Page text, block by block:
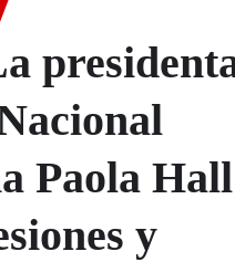
Paola Hall
y